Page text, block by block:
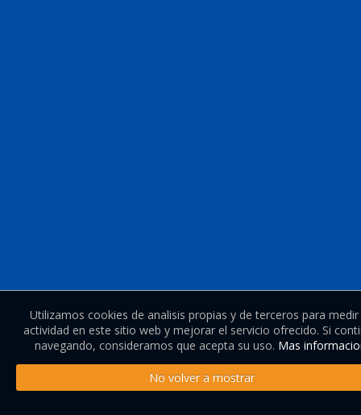
Utilizamos cookies de analisis propias y de terceros para medir
actividad en este sitio web y mejorar el servicio ofrecido. Si
navegando, consideramos que acepta su uso. Mas
No volver a mostrar